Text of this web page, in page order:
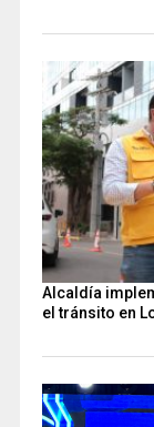
Alcaldía
el tránsito en